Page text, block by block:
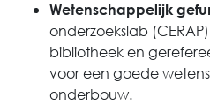
Wetenschappelijk
onderzoekslab
bibliotheek en
voor een goede
onderbouw.